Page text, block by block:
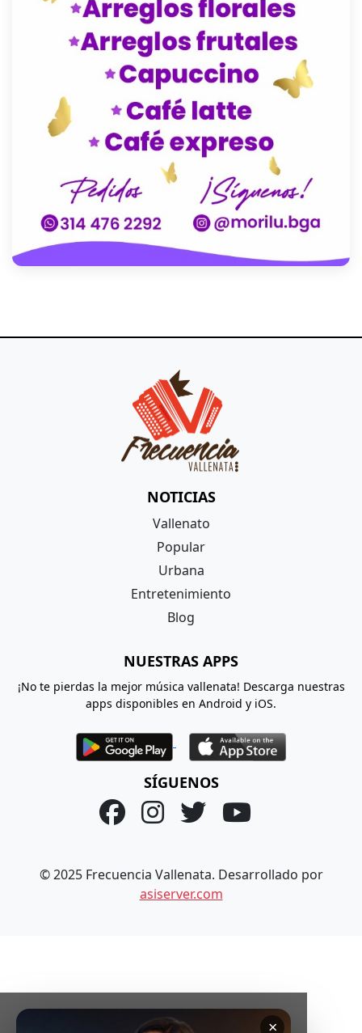
NOTICIAS
Vallenato
Popular
Urbana
Entretenimiento
Blog
NUESTRAS APPS
¡No te pierdas la mejor música vallenata! Descarga nuestras
apps disponibles en Android y iOS.
SÍGUENOS
© 2025 Frecuencia Vallenata. Desarrollado por
asiserver.com
×